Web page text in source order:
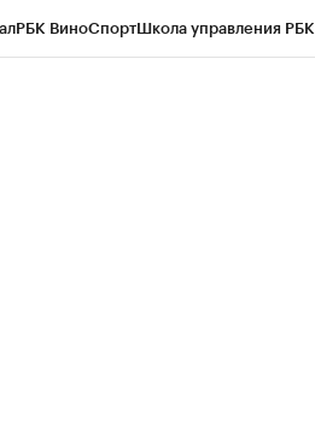
РБК ВиноСпортШкола управления РБК